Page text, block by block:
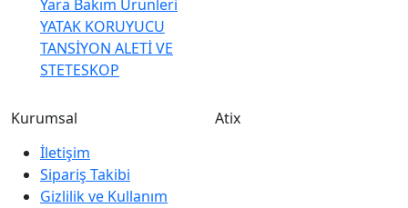
Yara Bakım Ürünleri
YATAK KORUYUCU
TANSİYON ALETİ VE
STETESKOP
Kurumsal
İletişim
Sipariş Takibi
Gizlilik ve Kullanım
Atix